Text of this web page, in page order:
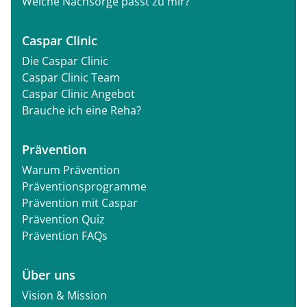
Caspar Clinic
Die Caspar Clinic
Caspar Clinic Team
Caspar Clinic Angebot
Brauche ich eine Reha?
Prävention
Warum Prävention
Präventionsprogramme
Prävention mit Caspar
Prävention Quiz
Prävention FAQs
Über uns
Vision & Mission